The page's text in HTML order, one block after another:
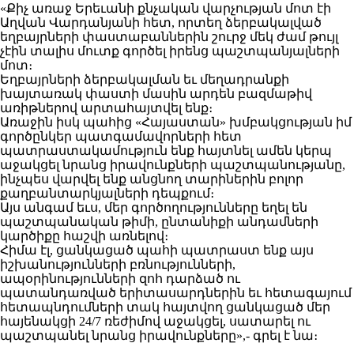
«Քիչ առաջ Երեւանի քնչական վարչության մոտ էի
Աղվան Վարդանյանի հետ, որտեղ ձերբակալված
եղբայրների փաստաբաններին շուրջ մեկ ժամ թույլ
չէին տալիս մուտք գործել իրենց պաշտպանյալների
մոտ։
Եղբայրների ձերբակալման եւ մեղադրանքի
խայտառակ փաստի մասին արդեն բազմաթիվ
առիթներով արտահայտվել ենք։
Առաջին իսկ պահից «Հայաստան» խմբակցության իմ
գործընկեր պատգամավորների հետ
պատրաստակամություն ենք հայտնել ամեն կերպ
աջակցել նրանց իրավունքների պաշտպանությանը,
ինչպես վարվել ենք անցնող տարիներին բոլոր
քաղբանտարկյալների դեպքում։
Այս անգամ եւս, մեր գործողությունները եղել են
պաշտպանական թիմի, ընտանիքի անդամների
կարծիքը հաշվի առնելով։
Հիմա էլ, ցանկացած պահի պատրաստ ենք այս
իշխանությունների բռնությունների,
ապօրինությունների զոհ դարձած ու
պատանդառված երիտասարդներին եւ հետագայում
հետապնդումների տակ հայտվող ցանկացած մեր
հայենակցի 24/7 ռեժիմով աջակցել, սատարել ու
պաշտպանել նրանց իրավունքները»,- գրել է նա։